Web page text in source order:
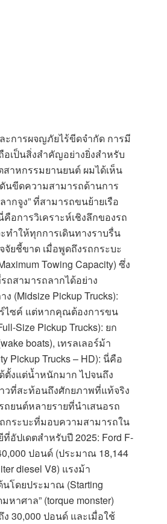
ะการผจญภัยไร้ขีดจำกัด การมี
เป็นสิ่งสำคัญอย่างยิ่งสำหรับ
าหกรรมยานยนต์ ผมได้เห็น
นขีดความสามารถด้านการ
กจูง” ที่สามารถขนย้ายเรือ
อการวิเคราะห์เชิงลึกของรถ
ำให้ทุกการเดินทางราบรื่น
ยชี้ขาด เมื่อพูดถึงรถกระบะ
Towing Capacity) ซึ่ง
ถสามารถลากได้อย่าง
(Midsize Pickup Trucks):
ร์ไซค์ แต่หากคุณต้องการขน
Size Pickup Trucks): ยก
boats), เทรลเลอร์ม้า
Pickup Trucks – HD): นี่คือ
งแต่น้ำหนักมาก ไปจนถึง
าวที่สะท้อนถึงศักยภาพที่แท้จริง
ยนต์หลายรายที่นำเสนอรถ
กระบะที่มอบความสามารถใน
ปเดตสำหรับปี 2025: Ford F-
ปอนด์ (ประมาณ 18,144
diesel V8) แรงม้า
นโดยประมาณ (Starting
าศาล” (torque monster)
30,000 ปอนด์ และเมื่อใช้